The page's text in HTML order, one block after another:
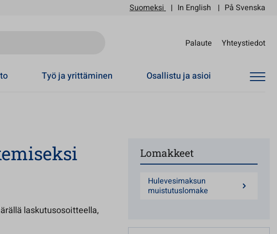
Suomeksi In English På Svenska
Palaute Yhteystiedot
Työ ja yrittäminen Osallistu ja asioi
laskutusosoitteella,
Lomakkeet
Hulevesimaksun
muistutuslomake